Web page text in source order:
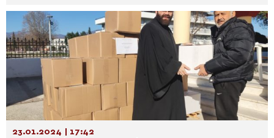
23.01.2024 | 17:42